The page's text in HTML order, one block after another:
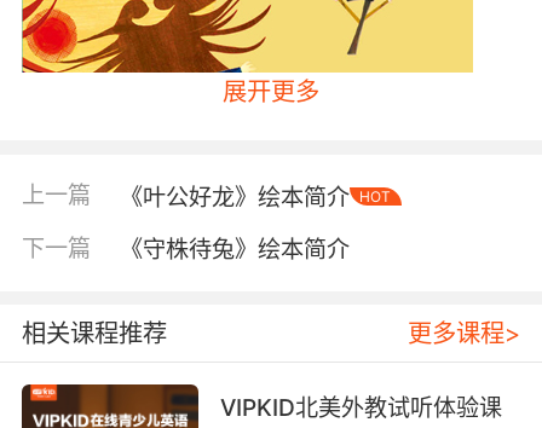
1 寓意：
比喻以主观感觉来衡量人，以主观意识来决定对
事物的看法。
展开更多
上一篇 《叶公好龙》绘本简介 HOT
下一篇 《守株待兔》绘本简介
相关课程推荐 更多课程>
VIPKID北美外教试听体验课